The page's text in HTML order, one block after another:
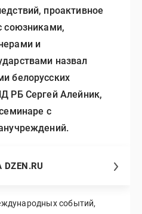
проактивное
союзниками,
и
назвал
белорусских
РБ Сергей Алейник,
с
событий,